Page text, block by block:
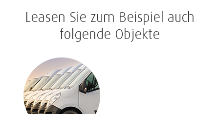
Leasen Sie zum Beispiel auch
folgende Objekte